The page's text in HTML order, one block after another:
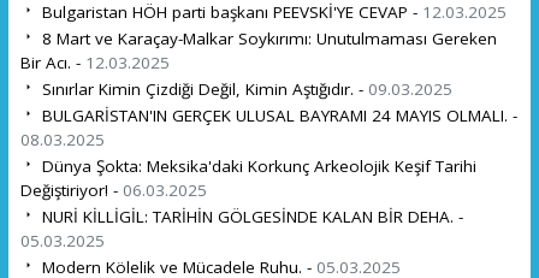
Bulgaristan HÖH parti başkanı PEEVSKİ'YE CEVAP - 12.03.2025
8 Mart ve Karaçay-Malkar Soykırımı: Unutulmaması Gereken
Bir Acı. - 12.03.2025
Sınırlar Kimin Çizdiği Değil, Kimin Aştığıdır. - 09.03.2025
BULGARİSTAN'IN GERÇEK ULUSAL BAYRAMI 24 MAYIS OLMALI. -
08.03.2025
Dünya Şokta: Meksika'daki Korkunç Arkeolojik Keşif Tarihi
Değiştiriyor! - 06.03.2025
NURİ KİLLİGİL: TARİHİN GÖLGESİNDE KALAN BİR DEHA. -
05.03.2025
Modern Kölelik ve Mücadele Ruhu. - 05.03.2025